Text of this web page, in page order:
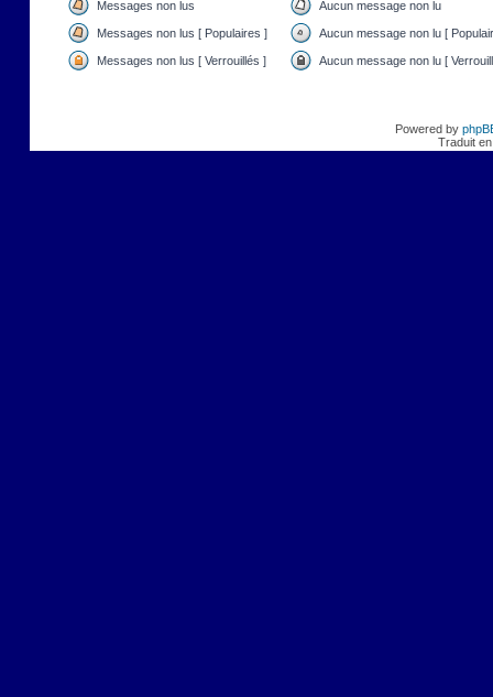
Messages non lus Aucun message non lu
Messages non lus [ Populaires ] Aucun message non lu [
Messages non lus [ Verrouillés ] Aucun message non lu [
Powered by
Traduit